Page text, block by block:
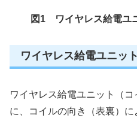
図1 ワイヤレス給電ユ
ワイヤレス給電ユニッ
ワイヤレス給電ユニット（
に、コイルの向き（表裏）に